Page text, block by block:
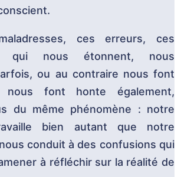
ces erreurs, ces
qui nous étonnent, nous
ou au contraire nous font
nous font honte également,
du même phénomène : notre
bien autant que notre
conduit à des confusions qui
à réfléchir sur la réalité de